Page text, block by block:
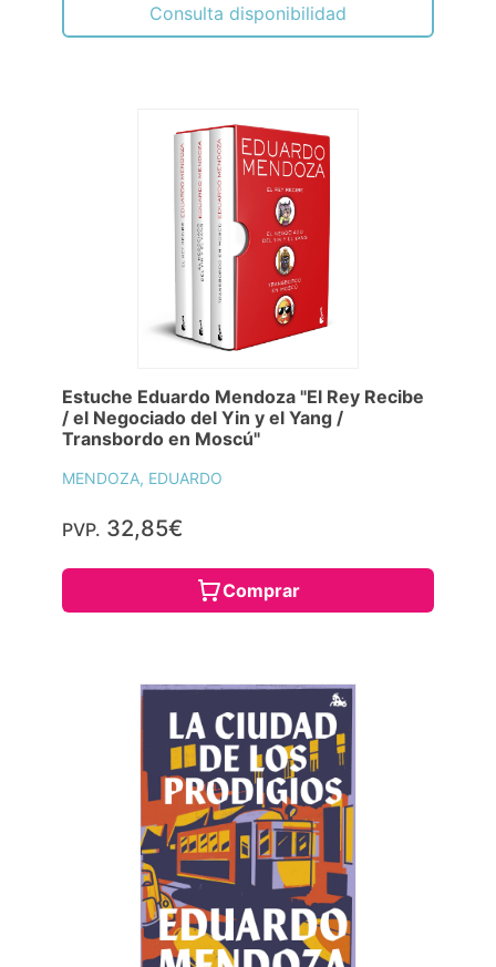
Consulta disponibilidad
Estuche Eduardo Mendoza "El Rey Recibe
/ el Negociado del Yin y el Yang /
Transbordo en Moscú"
MENDOZA, EDUARDO
PVP. 32,85€
Comprar